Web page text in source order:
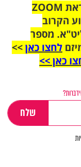
הצטרפו לקבוצת הוואטסאפ לקראת ZOOM
הקרוב
מספר
לחצו כאן>>
כאן >>